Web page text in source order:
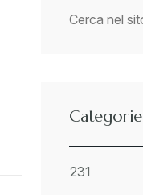
Categorie
231